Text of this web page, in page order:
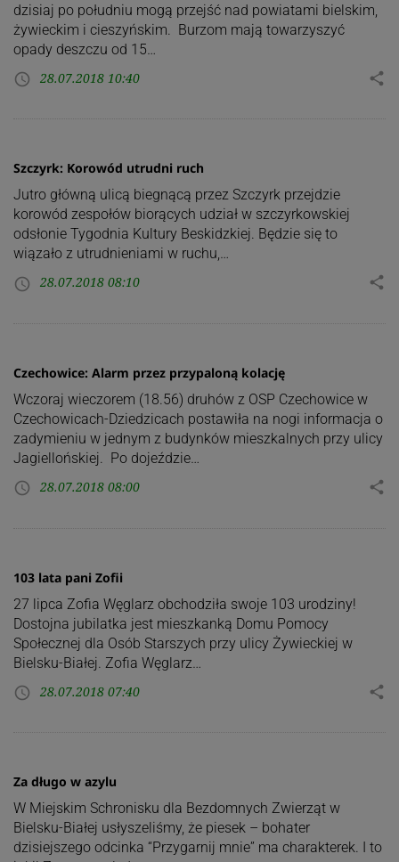
dzisiaj po południu mogą przejść nad powiatami bielskim,
żywieckim i cieszyńskim. Burzom mają towarzyszyć
opady deszczu od 15…
access_time 28.07.2018 10:40 share
Szczyrk: Korowód utrudni ruch
Jutro główną ulicą biegnącą przez Szczyrk przejdzie
korowód zespołów biorących udział w szczyrkowskiej
odsłonie Tygodnia Kultury Beskidzkiej. Będzie się to
wiązało z utrudnieniami w ruchu,…
access_time 28.07.2018 08:10 share
Czechowice: Alarm przez przypaloną kolację
Wczoraj wieczorem (18.56) druhów z OSP Czechowice w
Czechowicach-Dziedzicach postawiła na nogi informacja o
zadymieniu w jednym z budynków mieszkalnych przy ulicy
Jagiellońskiej. Po dojeździe…
access_time 28.07.2018 08:00 share
103 lata pani Zofii
27 lipca Zofia Węglarz obchodziła swoje 103 urodziny!
Dostojna jubilatka jest mieszkanką Domu Pomocy
Społecznej dla Osób Starszych przy ulicy Żywieckiej w
Bielsku-Białej. Zofia Węglarz…
access_time 28.07.2018 07:40 share
Za długo w azylu
W Miejskim Schronisku dla Bezdomnych Zwierząt w
Bielsku-Białej usłyszeliśmy, że piesek – bohater
dzisiejszego odcinka “Przygarnij mnie” ma charakterek. I to